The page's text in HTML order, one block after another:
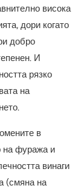
висока
дори когато
добро
И
рязко
на
в
на фуража и
винаги
(смяна на